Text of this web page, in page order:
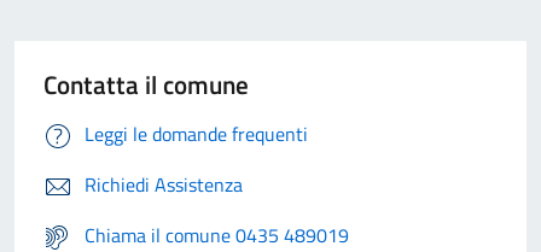
Contatta il comune
Leggi le domande frequenti
Richiedi Assistenza
Chiama il comune 0435 489019